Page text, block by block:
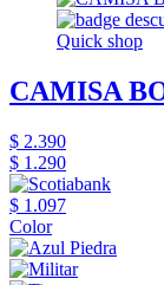
Quick shop
CAMISA
$ 2.390
$ 1.290
$ 1.097
Color